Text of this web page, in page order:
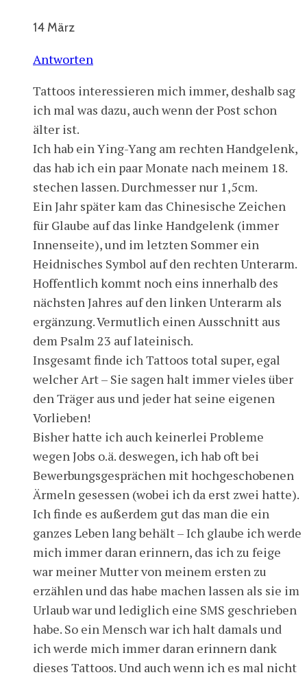
14 März
Antworten
Tattoos interessieren mich immer, deshalb sag
ich mal was dazu, auch wenn der Post schon
älter ist.
Ich hab ein Ying-Yang am rechten Handgelenk,
das hab ich ein paar Monate nach meinem 18.
stechen lassen. Durchmesser nur 1,5cm.
Ein Jahr später kam das Chinesische Zeichen
für Glaube auf das linke Handgelenk (immer
Innenseite), und im letzten Sommer ein
Heidnisches Symbol auf den rechten Unterarm.
Hoffentlich kommt noch eins innerhalb des
nächsten Jahres auf den linken Unterarm als
ergänzung. Vermutlich einen Ausschnitt aus
dem Psalm 23 auf lateinisch.
Insgesamt finde ich Tattoos total super, egal
welcher Art – Sie sagen halt immer vieles über
den Träger aus und jeder hat seine eigenen
Vorlieben!
Bisher hatte ich auch keinerlei Probleme
wegen Jobs o.ä. deswegen, ich hab oft bei
Bewerbungsgesprächen mit hochgeschobenen
Ärmeln gesessen (wobei ich da erst zwei hatte).
Ich finde es außerdem gut das man die ein
ganzes Leben lang behält – Ich glaube ich werde
mich immer daran erinnern, das ich zu feige
war meiner Mutter von meinem ersten zu
erzählen und das habe machen lassen als sie im
Urlaub war und lediglich eine SMS geschrieben
habe. So ein Mensch war ich halt damals und
ich werde mich immer daran erinnern dank
dieses Tattoos. Und auch wenn ich es mal nicht